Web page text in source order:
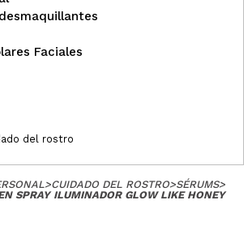
Faciales
del rostro
>CUIDADO DEL ROSTRO>SÉRUMS>
SPRAY ILUMINADOR GLOW LIKE HONEY